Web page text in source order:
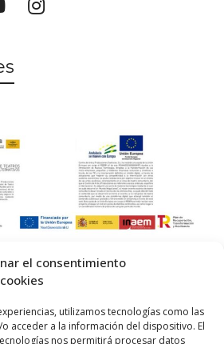
el consentimiento
utilizamos tecnologías como las
acceder a la información del dispositivo. El
nos permitirá procesar datos
by QM.